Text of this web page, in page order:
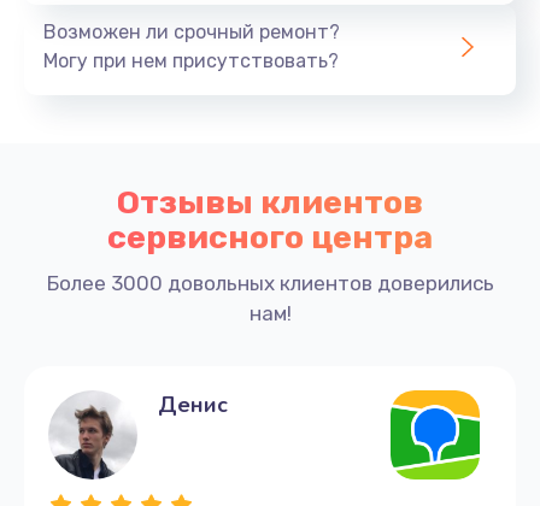
Возможен ли срочный ремонт?
Могу при нем присутствовать?
Отзывы клиентов
сервисного центра
Более 3000 довольных клиентов доверились
нам!
Денис